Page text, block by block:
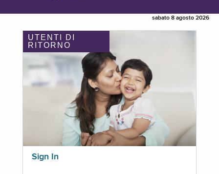
sabato 8 agosto 2026
UTENTI DI
RITORNO
Sign In